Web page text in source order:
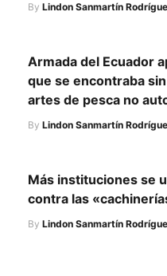
By Lindon Sanmartín
Armada del Ecuador
que se encontraba
artes de pesca no
By Lindon Sanmartín
Más instituciones se
contra las
By Lindon Sanmartín